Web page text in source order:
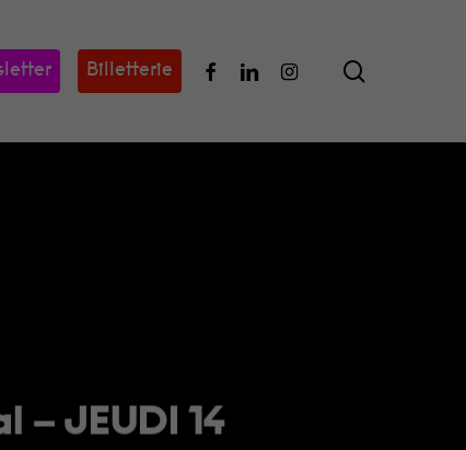
Billetterie FacebookLinkedinInstagram
– JEUDI 14